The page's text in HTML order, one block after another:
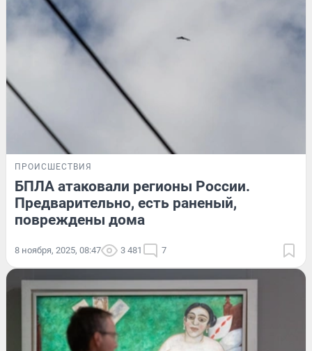
ПРОИСШЕСТВИЯ
БПЛА атаковали регионы России.
Предварительно, есть раненый,
повреждены дома
8 ноября, 2025, 08:47 3 481 7